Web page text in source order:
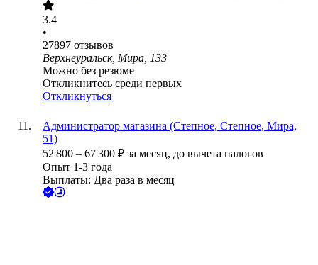
3.4
•
27897 отзывов
Верхнеуральск, Мира, 133
Можно без резюме
Откликнитесь среди первых
Откликнуться
Администратор магазина (Степное, Степное, Мира,
51)
52 800 – 67 300 ₽ за месяц, до вычета налогов
Опыт 1-3 года
Выплаты: Два раза в месяц